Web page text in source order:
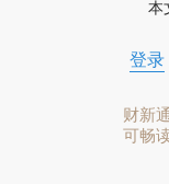
本
登录
财新
可畅